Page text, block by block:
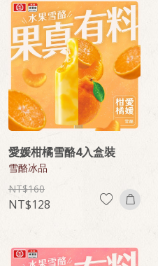
愛媛柑橘雪酪4入盒裝
雪酪冰品
160
128